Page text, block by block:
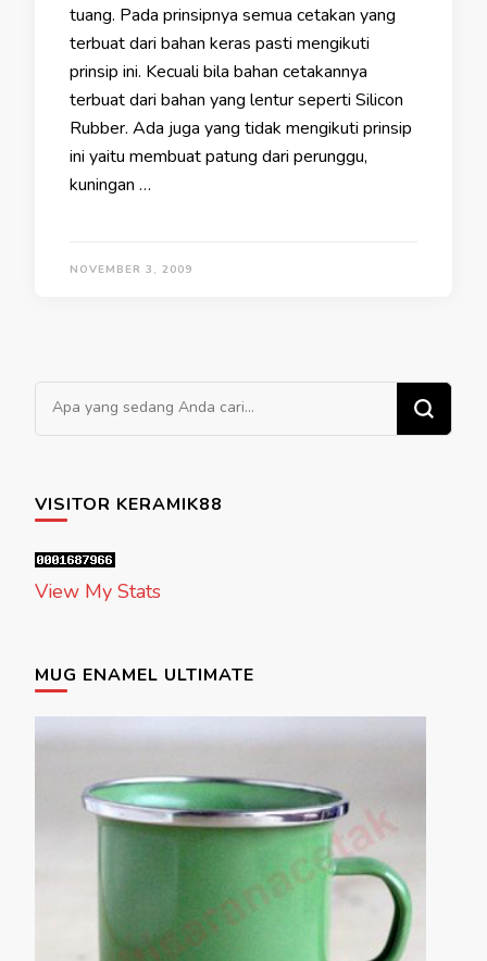
tuang. Pada prinsipnya semua cetakan yang
terbuat dari bahan keras pasti mengikuti
prinsip ini. Kecuali bila bahan cetakannya
terbuat dari bahan yang lentur seperti Silicon
Rubber. Ada juga yang tidak mengikuti prinsip
ini yaitu membuat patung dari perunggu,
kuningan …
NOVEMBER 3, 2009
Mencari Sesuatu?
VISITOR KERAMIK88
View My Stats
MUG ENAMEL ULTIMATE